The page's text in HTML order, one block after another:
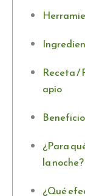
Receta /
apio
¿Para
la noche?
¿Qué